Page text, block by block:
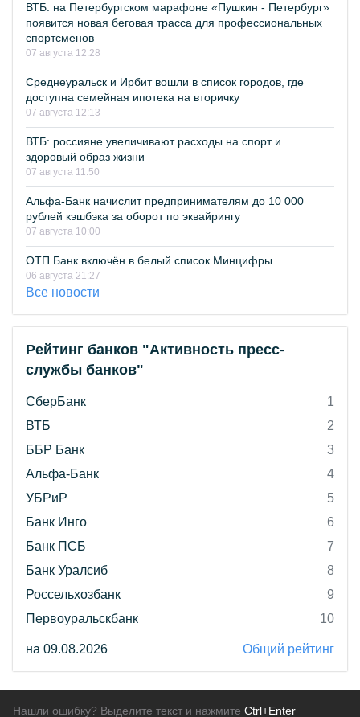
ВТБ: на Петербургском марафоне «Пушкин - Петербург»
появится новая беговая трасса для профессиональных
спортсменов
07 августа 12:28
Среднеуральск и Ирбит вошли в список городов, где
доступна семейная ипотека на вторичку
07 августа 12:13
ВТБ: россияне увеличивают расходы на спорт и
здоровый образ жизни
07 августа 11:50
Альфа-Банк начислит предпринимателям до 10 000
рублей кэшбэка за оборот по эквайрингу
07 августа 10:00
ОТП Банк включён в белый список Минцифры
06 августа 21:27
Все новости
Рейтинг банков "Активность пресс-
службы банков"
СберБанк
1
ВТБ
2
ББР Банк
3
Альфа-Банк
4
УБРиР
5
Банк Инго
6
Банк ПСБ
7
Банк Уралсиб
8
Россельхозбанк
9
Первоуральскбанк
10
на 09.08.2026 Общий рейтинг
Нашли ошибку? Выделите текст и нажмите Ctrl+Enter